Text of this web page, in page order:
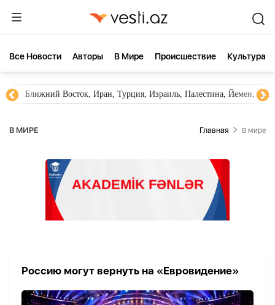
Все Новости Aвторы В Мире Происшествие Культура
Ближний Восток, Иран, Турция, Израиль, Палестина, Йемен,
В МИРЕ Главная В мире
Россию могут вернуть на «Евровидение»